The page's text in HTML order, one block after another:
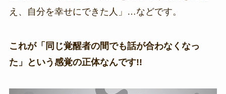
え、自分を幸せにできた人」…などです。
これが「同じ覚醒者の間でも話が合わなくなっ
た」という感覚の正体なんです!!